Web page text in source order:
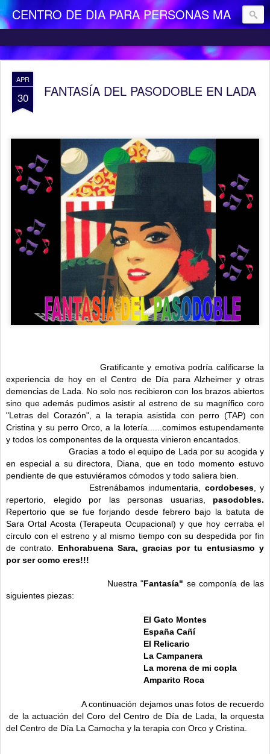
CENTRO DE DIA PARA PERSONAS MAYORES DEPENDIENTES "LA CAMOCHA"
APR
30 FANTASÍA DEL PASODOBLE EN LADA
Gratificante y emotiva podría calificarse la
experiencia de hoy en el Centro de Día para Alzheimer y otras
demencias de Lada. No solo nos recibieron con los brazos abiertos
sino que además pudimos asistir al estreno de su magnífico coro
"Letras del Corazón", a la terapia asistida con perro (TAP) con
Cristina y su perro Orco, a la lotería......comimos estupendamente
y todos los componentes de la orquesta vinieron encantados.
Gracias a todo el equipo de Lada por su acogida y
en especial a su directora, Diana, que en todo momento estuvo
pendiente de que estuviéramos cómodos y todo saliera bien.
Estrenábamos indumentaria, cordobeses, y
repertorio, elegido por las personas usuarias, pasodobles.
Repertorio que se fue forjando desde febrero bajo la batuta de
Sara Ortal Acosta (Terapeuta Ocupacional) y que hoy cerraba el
círculo con el estreno y al mismo tiempo con su despedida por fin
de contrato. Enhorabuena Sara, gracias por tu entusiasmo y
por ser como eres!!!
Nuestra "Fantasía" se componía de las
siguientes piezas:
El Gato Montes
España Cañí
El Relicario
La Campanera
La morena de mi copla
Amparito Roca
A continuación dejamos unas fotos de recuerdo
de la actuación del Coro del Centro de Día de Lada, la orquesta
del Centro de Día La Camocha y la terapia con Orco y Cristina.